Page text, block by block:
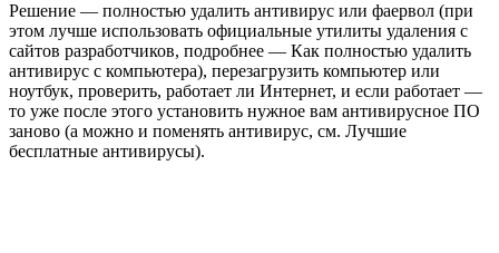
Решение — полностью удалить антивирус или фаервол (при
этом лучше использовать официальные утилиты удаления с
сайтов разработчиков, подробнее — Как полностью удалить
антивирус с компьютера), перезагрузить компьютер или
ноутбук, проверить, работает ли Интернет, и если работает —
то уже после этого установить нужное вам антивирусное ПО
заново (а можно и поменять антивирус, см. Лучшие
бесплатные антивирусы).